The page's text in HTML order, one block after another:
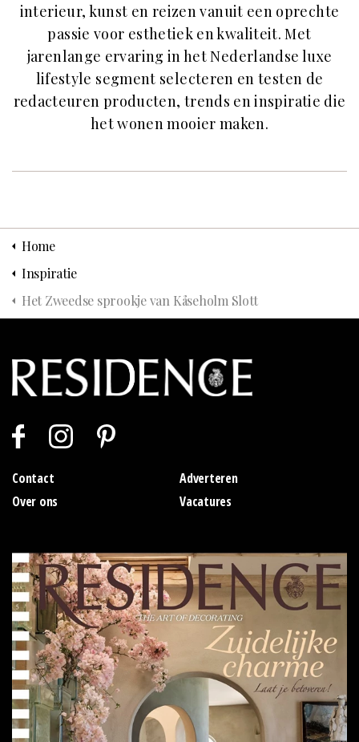
interieur, kunst en reizen vanuit een oprechte
passie voor esthetiek en kwaliteit. Met
jarenlange ervaring in het Nederlandse luxe
lifestyle segment selecteren en testen de
redacteuren producten, trends en inspiratie die
het wonen mooier maken.
Home
Inspiratie
Het Zweedse sprookje van Kåseholm Slott
Contact
Adverteren
Over ons
Vacatures